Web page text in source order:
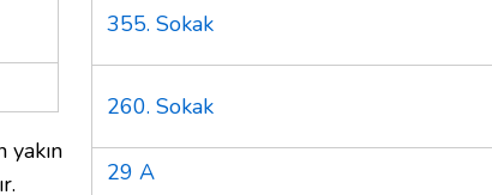
yakın
355. Sokak
260. Sokak
29 A